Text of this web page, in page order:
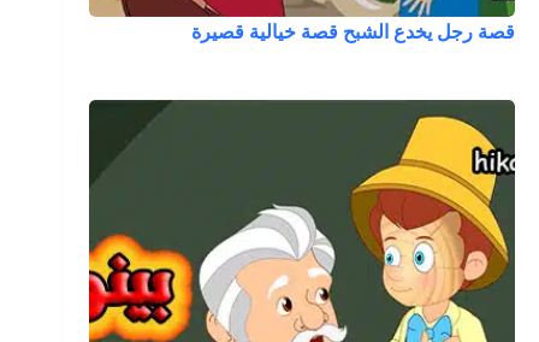
قصة رجل يخدع الشبح قصة خيالية قصيرة